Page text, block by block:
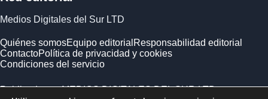
Medios Digitales del Sur LTD
Quiénes somosEquipo editorial Responsabilidad editorial
ContactoPolítica de privacidad y cookies
Condiciones del servicio
Publicado por MEDIOS DIGITALES DEL SUR LTD ·